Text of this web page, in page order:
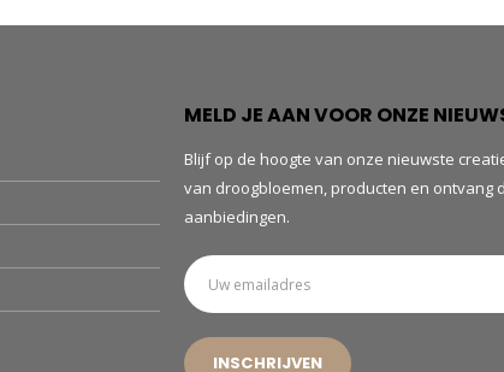
MELD JE AAN VOOR ONZE
Blijf op de hoogte van onze nieuwste
van droogbloemen, producten en ontvang
aanbiedingen.